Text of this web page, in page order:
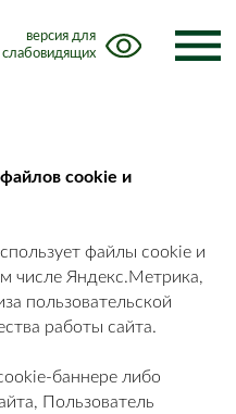
cookie и
файлы cookie и
числе Яндекс.Метрика,
пользовательской
работы сайта.
баннере либо
Пользователь